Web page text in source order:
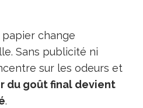
change
Sans publicité ni
sur les odeurs et
du goût final devient
.